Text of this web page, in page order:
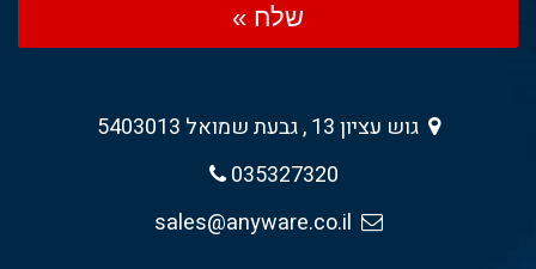
שלח »
גוש עציון 13 , גבעת שמואל 5403013
035327320